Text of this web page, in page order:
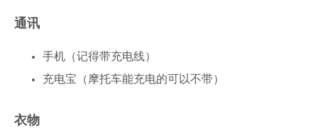
通讯
手机（记得带充电线）
充电宝（摩托车能充电的可以不带）
衣物